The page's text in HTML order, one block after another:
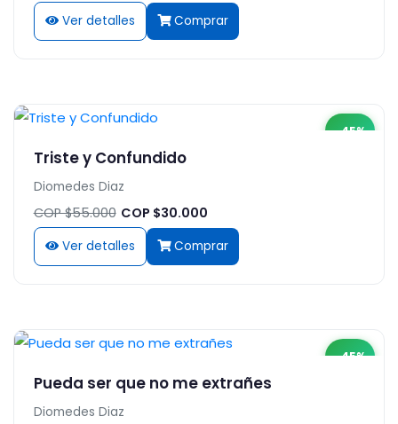
Ver detalles Comprar
-45%
Triste y Confundido
Diomedes Diaz
COP $55.000 COP $30.000
Ver detalles Comprar
-45%
Pueda ser que no me extrañes
Diomedes Diaz